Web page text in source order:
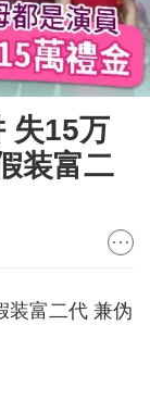
失15万
装富二
装富二代 兼伪